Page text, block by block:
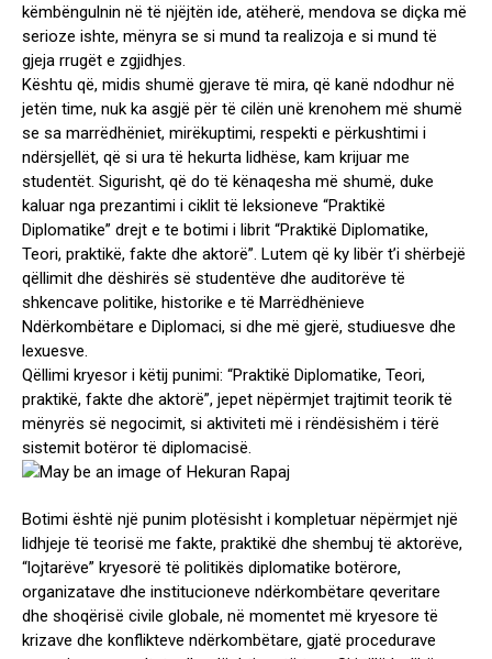
këmbëngulnin në të njëjtën ide, atëherë, mendova se diçka më
serioze ishte, mënyra se si mund ta realizoja e si mund të
gjeja rrugët e zgjidhjes.
Kështu që, midis shumë gjerave të mira, që kanë ndodhur në
jetën time, nuk ka asgjë për të cilën unë krenohem më shumë
se sa marrëdhëniet, mirëkuptimi, respekti e përkushtimi i
ndërsjellët, që si ura të hekurta lidhëse, kam krijuar me
studentët. Sigurisht, që do të kënaqesha më shumë, duke
kaluar nga prezantimi i ciklit të leksioneve “Praktikë
Diplomatike” drejt e te botimi i librit “Praktikë Diplomatike,
Teori, praktikë, fakte dhe aktorë”. Lutem që ky libër t’i shërbejë
qëllimit dhe dëshirës së studentëve dhe auditorëve të
shkencave politike, historike e të Marrëdhënieve
Ndërkombëtare e Diplomaci, si dhe më gjerë, studiuesve dhe
lexuesve.
Qëllimi kryesor i këtij punimi: “Praktikë Diplomatike, Teori,
praktikë, fakte dhe aktorë”, jepet nëpërmjet trajtimit teorik të
mënyrës së negocimit, si aktiviteti më i rëndësishëm i tërë
sistemit botëror të diplomacisë.
Botimi është një punim plotësisht i kompletuar nëpërmjet një
lidhjeje të teorisë me fakte, praktikë dhe shembuj të aktorëve,
“lojtarëve” kryesorë të politikës diplomatike botërore,
organizatave dhe institucioneve ndërkombëtare qeveritare
dhe shoqërisë civile globale, në momentet më kryesore të
krizave dhe konflikteve ndërkombëtare, gjatë procedurave